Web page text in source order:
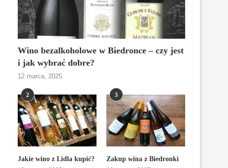
Wino bezalkoholowe w Biedronce – czy jest
i jak wybrać dobre?
12 marca, 2025
2
Jakie wino z Lidla kupić?
3
Zakup wina z Biedronki